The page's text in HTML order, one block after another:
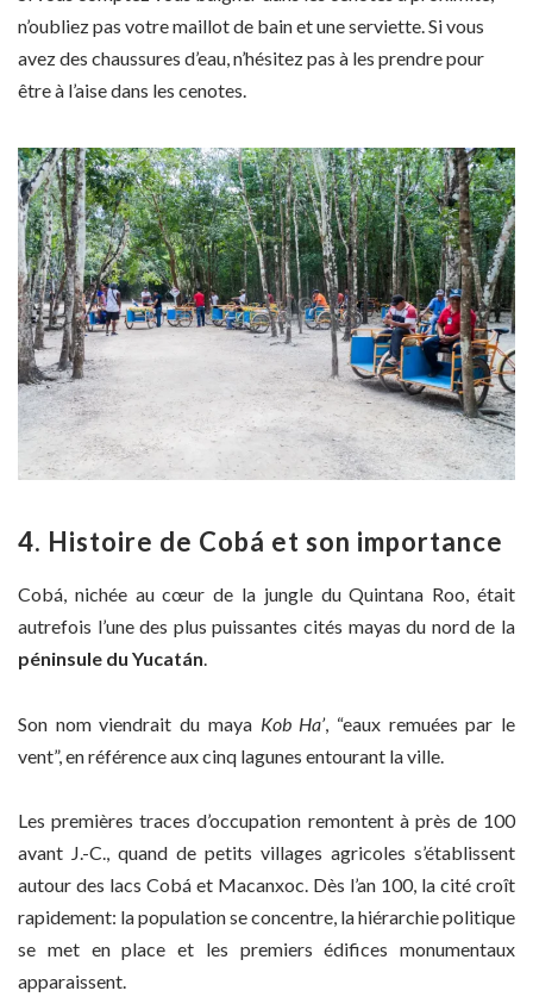
n’oubliez pas votre maillot de bain et une serviette. Si vous
avez des chaussures d’eau, n’hésitez pas à les prendre pour
être à l’aise dans les cenotes.
4. Histoire de Cobá et son importance
Cobá, nichée au cœur de la jungle du Quintana Roo, était
autrefois l’une des plus puissantes cités mayas du nord de la
péninsule du Yucatán.
Son nom viendrait du maya Kob Ha’, “eaux remuées par le
vent”, en référence aux cinq lagunes entourant la ville.
Les premières traces d’occupation remontent à près de 100
avant J.-C., quand de petits villages agricoles s’établissent
autour des lacs Cobá et Macanxoc. Dès l’an 100, la cité croît
rapidement: la population se concentre, la hiérarchie politique
se met en place et les premiers édifices monumentaux
apparaissent.